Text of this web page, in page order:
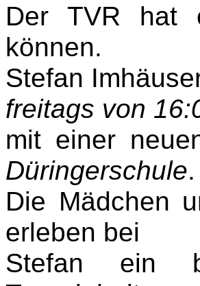
Der TVR hat
können.
Stefan
freitags von
mit einer
Düringerschule.
Die Mädchen
erleben bei
Stefan ein